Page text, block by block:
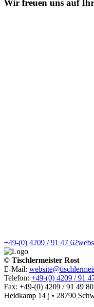
Wir freuen uns auf
+49-(0) 4209 / 91 47 62
© Tischlermeister Rost
E-Mail:
Telefon: +49-(0) 4209 / 91
Fax: +49-(0) 4209 / 91 49 80
Heidkamp 14 j • 28790